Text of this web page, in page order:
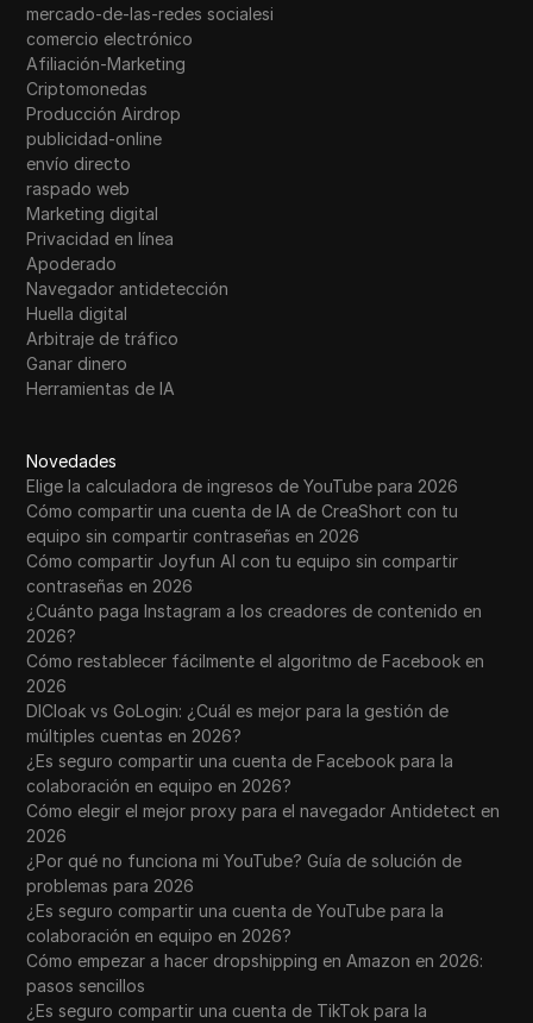
mercado-de-las-redes socialesi
comercio electrónico
Afiliación-Marketing
Criptomonedas
Producción Airdrop
publicidad-online
envío directo
raspado web
Marketing digital
Privacidad en línea
Apoderado
Navegador antidetección
Huella digital
Arbitraje de tráfico
Ganar dinero
Herramientas de IA
Novedades
Elige la calculadora de ingresos de YouTube para 2026
Cómo compartir una cuenta de IA de CreaShort con tu
equipo sin compartir contraseñas en 2026
Cómo compartir Joyfun AI con tu equipo sin compartir
contraseñas en 2026
¿Cuánto paga Instagram a los creadores de contenido en
2026?
Cómo restablecer fácilmente el algoritmo de Facebook en
2026
DICloak vs GoLogin: ¿Cuál es mejor para la gestión de
múltiples cuentas en 2026?
¿Es seguro compartir una cuenta de Facebook para la
colaboración en equipo en 2026?
Cómo elegir el mejor proxy para el navegador Antidetect en
2026
¿Por qué no funciona mi YouTube? Guía de solución de
problemas para 2026
¿Es seguro compartir una cuenta de YouTube para la
colaboración en equipo en 2026?
Cómo empezar a hacer dropshipping en Amazon en 2026:
pasos sencillos
¿Es seguro compartir una cuenta de TikTok para la